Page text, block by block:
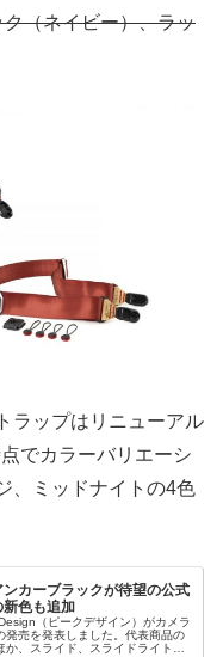
（ネイビー）、ラッ
ラップはリニューアル
でカラーバリエーシ
、ミッドナイトの4色
カーブラックが待望の公式
色も追加
（ピークデザイン）がカメラ
発売を発表しました。代表商品の
か、スライド、スライドライト、